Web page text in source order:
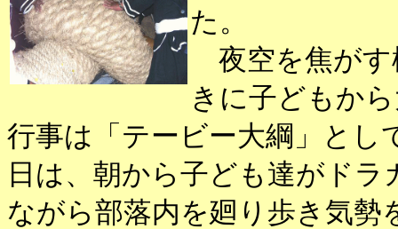
た。
夜空を焦がす
きに子どもか
行事は「テービー大綱」とし
日は、朝から子ども達がド
ながら部落内を廻り歩き気勢